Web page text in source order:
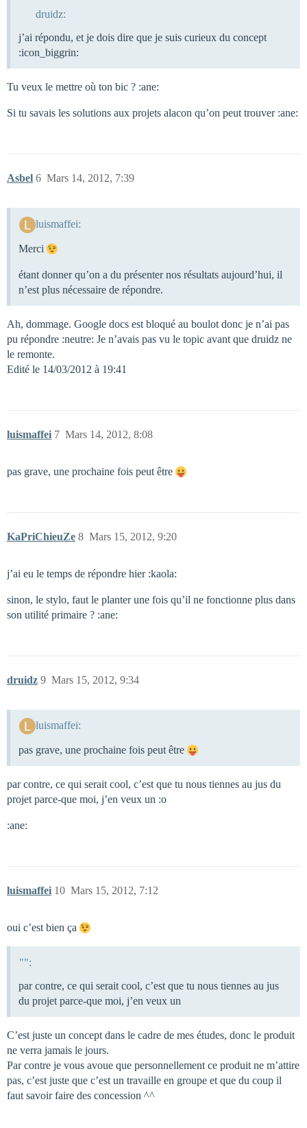
druidz:
j’ai répondu, et je dois dire que je suis curieux du concept
:icon_biggrin:
Tu veux le mettre où ton bic ? :ane:
Si tu savais les solutions aux projets alacon qu’on peut trouver :ane:
Asbel Mars 14, 2012, 7:39
6
luismaffei:
Merci
étant donner qu’on a du présenter nos résultats aujourd’hui, il
n’est plus nécessaire de répondre.
Ah, dommage. Google docs est bloqué au boulot donc je n’ai pas
pu répondre :neutre: Je n’avais pas vu le topic avant que druidz ne
le remonte.
Edité le 14/03/2012 à 19:41
luismaffei Mars 14, 2012, 8:08
7
pas grave, une prochaine fois peut être
KaPriChieuZe Mars 15, 2012, 9:20
8
j’ai eu le temps de répondre hier :kaola:
sinon, le stylo, faut le planter une fois qu’il ne fonctionne plus dans
son utilité primaire ? :ane:
druidz Mars 15, 2012, 9:34
9
luismaffei:
pas grave, une prochaine fois peut être
par contre, ce qui serait cool, c’est que tu nous tiennes au jus du
projet parce-que moi, j’en veux un :o
:ane:
luismaffei Mars 15, 2012, 7:12
10
oui c’est bien ça
"":
par contre, ce qui serait cool, c’est que tu nous tiennes au jus
du projet parce-que moi, j’en veux un
C’est juste un concept dans le cadre de mes études, donc le produit
ne verra jamais le jours.
Par contre je vous avoue que personnellement ce produit ne m’attire
pas, c’est juste que c’est un travaille en groupe et que du coup il
faut savoir faire des concession ^^